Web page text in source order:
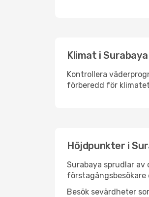
Klimat i Surabaya
Kontrollera
förberedd för
Höjdpunkter i
Surabaya sprudlar
Besök sevärdheter